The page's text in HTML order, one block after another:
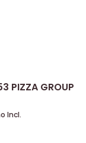
PIZZA GROUP
Incl.